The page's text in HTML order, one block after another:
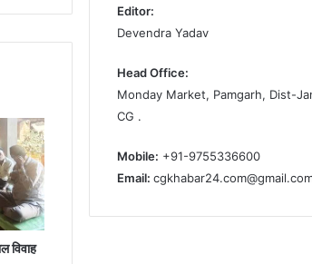
विवाह
Editor:
Devendra Yadav
Head Office:
Monday Market, Pamgarh, Dist-
CG .
Mobile: +91-9755336600
Email: